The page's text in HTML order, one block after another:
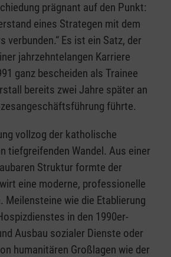
prägnant auf den Punkt:
eines Strategen mit dem
verbunden.“ Es ist ein Satz, der
jahrzehntelangen Karriere
ganz bescheiden als Trainee
bereits zwei Jahre später an
führte.
vollzog der katholische
tiefgreifenden Wandel. Aus einer
Struktur formte der
eine moderne, professionelle
wie die Etablierung
in den 1990er-
Ausbau sozialer Dienste oder
humanitären Großlagen wie der